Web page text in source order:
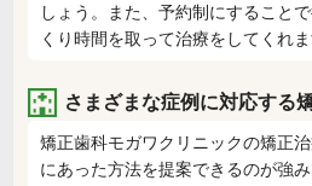
しょう。また、予約制にすること
くり時間を取って治療をしてくれま
さまざまな症例に対応する
矯正歯科モガワクリニックの矯正
にあった方法を提案できるのが強